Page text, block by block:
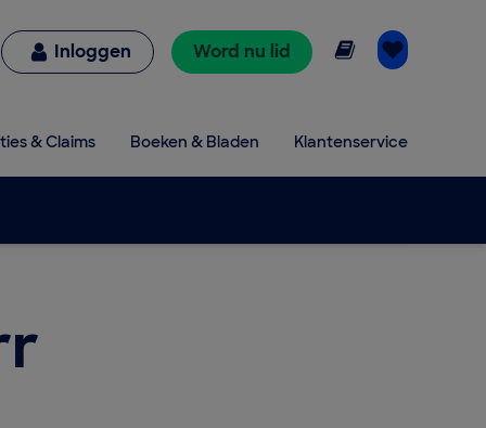
Inloggen Word nu lid Online lezen
& Claims Boeken & Bladen Klantenservice